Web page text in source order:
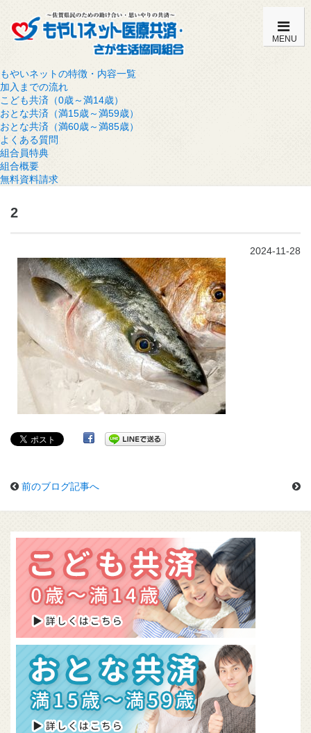
MENU
もやいネットの特徴・内容一覧
加入までの流れ
こども共済（0歳～満14歳）
おとな共済（満15歳～満59歳）
おとな共済（満60歳～満85歳）
よくある質問
組合員特典
組合概要
無料資料請求
2
2024-11-28
前のブログ記事へ